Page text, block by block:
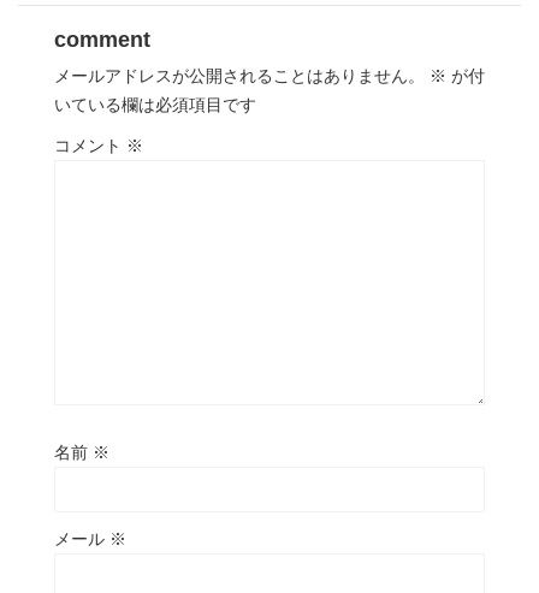
comment
メールアドレスが公開されることはありません。 ※ が付
いている欄は必須項目です
コメント ※
名前 ※
メール ※